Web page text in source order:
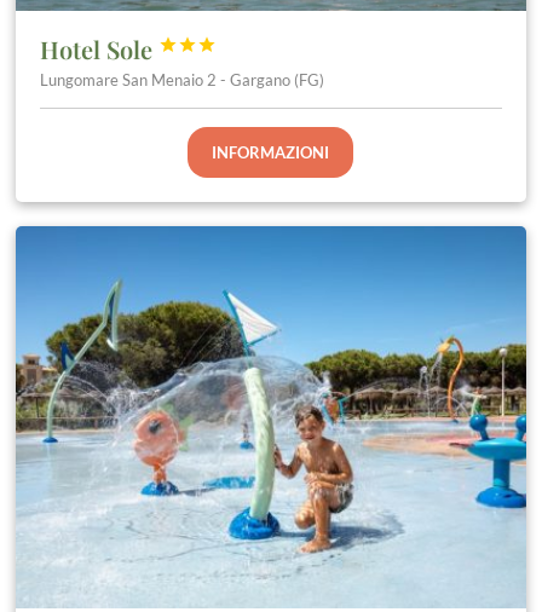
Hotel Sole 


Lungomare San Menaio 2 - Gargano (FG)
INFORMAZIONI